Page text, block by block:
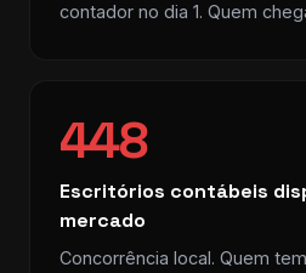
contador no dia 1. Quem
448
Escritórios contábeis
mercado
Concorrência local. Quem